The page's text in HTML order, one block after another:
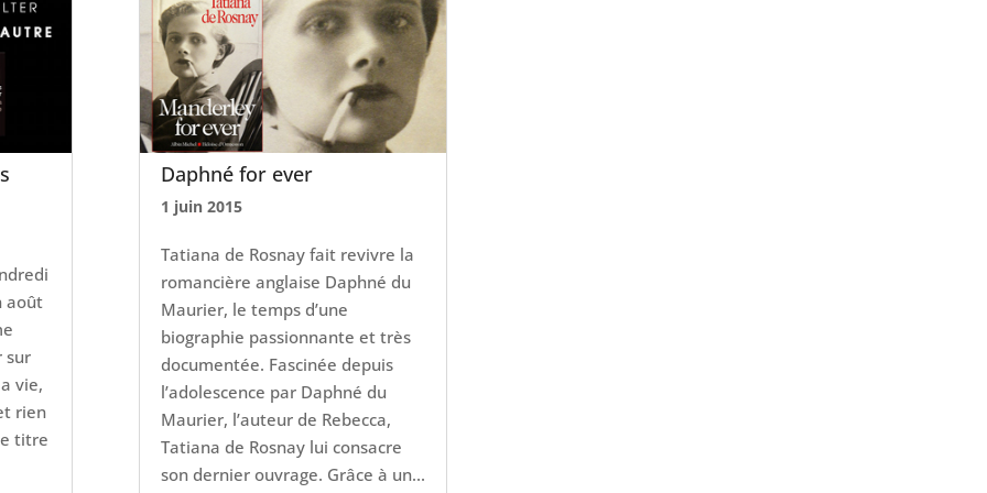
août
sur
vie,
rien
titre
Daphné for ever
1 juin 2015
Tatiana de Rosnay fait revivre la
romancière anglaise Daphné du
Maurier, le temps d’une
biographie passionnante et très
documentée. Fascinée depuis
l’adolescence par Daphné du
Maurier, l’auteur de Rebecca,
Tatiana de Rosnay lui consacre
son dernier ouvrage. Grâce à un...